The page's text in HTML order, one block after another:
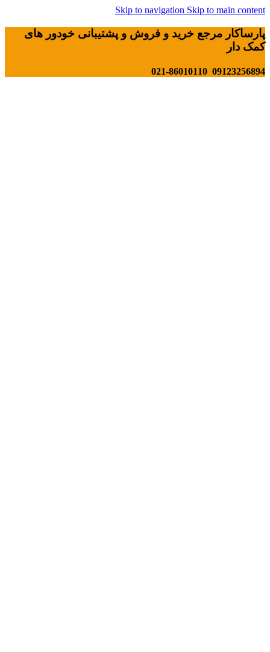
Skip to navigation Skip to main content
پارساکار مرجع خرید و فروش و پشتیبانی خودور های
کمک دار
09123256894 021-86010110